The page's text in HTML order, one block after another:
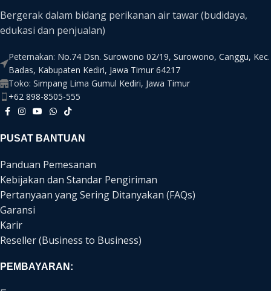
Bergerak dalam bidang perikanan air tawar (budidaya,
edukasi dan penjualan)
Peternakan: No.74 Dsn. Surowono 02/19, Surowono, Canggu, Kec.
Badas, Kabupaten Kediri, Jawa Timur 64217
Toko: Simpang Lima Gumul Kediri, Jawa Timur
+62 898-8505-555
PUSAT BANTUAN
Panduan Pemesanan
Kebijakan dan Standar Pengiriman
Pertanyaan yang Sering Ditanyakan (FAQs)
Garansi
Karir
Reseller (Business to Business)
PEMBAYARAN: